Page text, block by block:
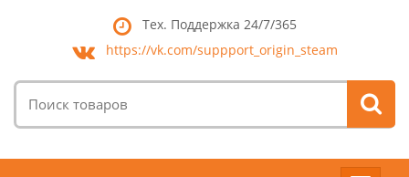
Тех. Поддержка 24/7/365
https://vk.com/suppport_origin_steam
товаров: